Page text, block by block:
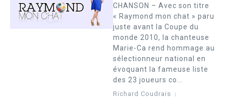
CHANSON – Avec son titre
« Raymond mon chat » paru
juste avant la Coupe du
monde 2010, la chanteuse
Marie-Ca rend hommage au
sélectionneur national en
évoquant la fameuse liste
des 23 joueurs co...
Richard Coudrais